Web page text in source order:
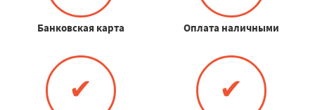
Банковская карта Оплата наличными
✔ ✔